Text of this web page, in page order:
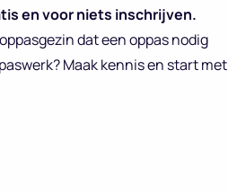
en voor niets inschrijven.
dat een oppas nodig
Maak kennis en start met